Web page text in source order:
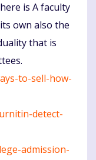
is A faculty
own also the
that is
to-sell-how-
detect-
admission-